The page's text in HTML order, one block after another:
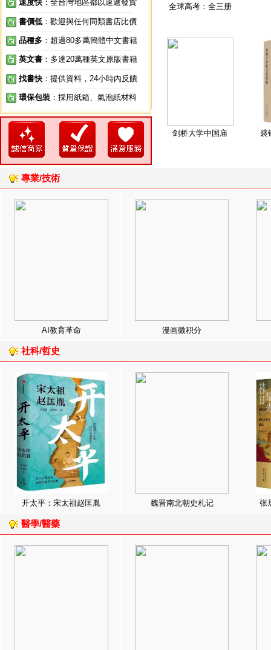
速度快 ：全台灣地區都以速遞發貨
書價低 ：歡迎與任何同類書店比價
品種多 ：超過80多萬簡體中文書籍
英文書 ：多達20萬種英文原版書籍
找書快 ：提供資料，24小時內反饋
環保包裝 ：採用紙箱、氣泡紙材料
全球高考：全三册
剑桥大学中国庙 裘
專業/技術
AI教育革命 漫画微积分
社科/哲史
开太平：宋太祖赵匡胤 魏晋南北朝史札记 张
醫學/醫藥